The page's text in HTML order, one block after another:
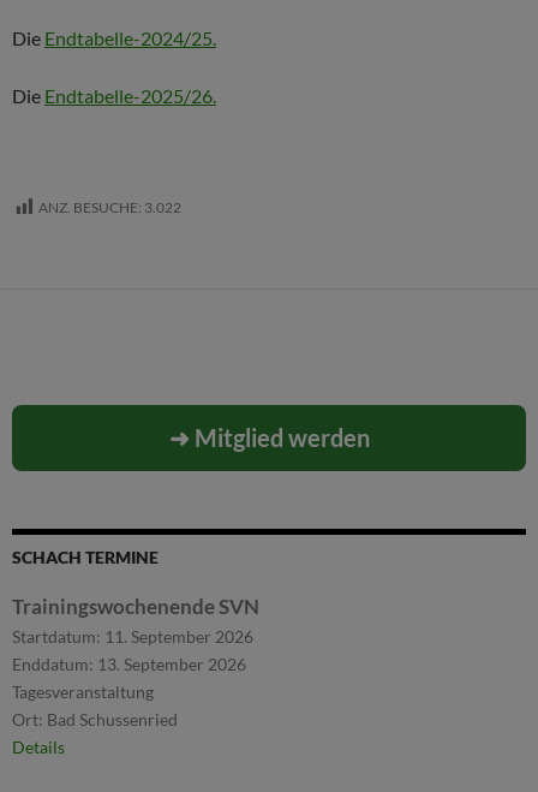
Die Endtabelle-2024/25.
Die Endtabelle-2025/26.
ANZ. BESUCHE: 3.022
➜ Mitglied werden
SCHACH TERMINE
Trainingswochenende SVN
Startdatum: 11. September 2026
Enddatum: 13. September 2026
Tagesveranstaltung
Ort: Bad Schussenried
Details